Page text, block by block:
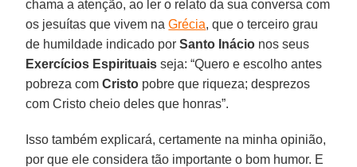
chama a atenção, ao ler o relato da sua conversa com
os jesuítas que vivem naGrécia, que o terceiro grau
de humildade indicado porSanto Inácio nos seus
Exercícios Espirituais seja: “Quero e escolho antes
pobreza comCristo pobre que riqueza; desprezos
com Cristo cheio deles que honras”.
Isso também explicará, certamente na minha opinião,
por que ele considera tão importante o bom humor. E